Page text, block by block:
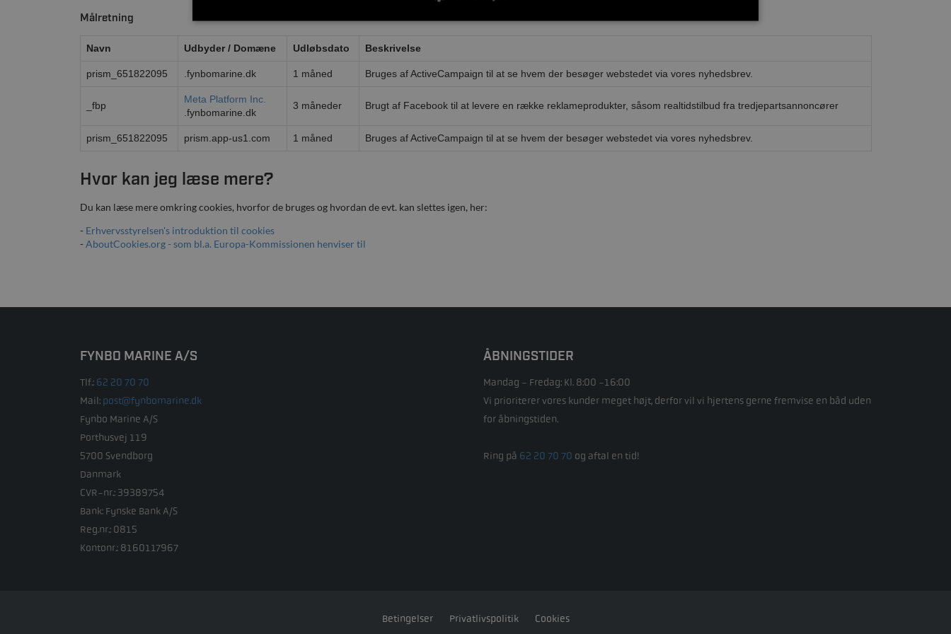
Målretning
Navn Udbyder / Domæne Udløbsdato Beskrivelse
prism_651822095 .fynbomarine.dk 1 måned Bruges af ActiveCampaign til at se hvem der besøger webstedet via vores nyhedsbrev.
_fbp
Meta Platform Inc.
.fynbomarine.dk
3 måneder Brugt af Facebook til at levere en række reklameprodukter, såsom realtidstilbud fra tredjepartsannoncører
prism_651822095 prism.app-us1.com 1 måned Bruges af ActiveCampaign til at se hvem der besøger webstedet via vores nyhedsbrev.
Hvor kan jeg læse mere?
Du kan læse mere omkring cookies, hvorfor de bruges og hvordan de evt. kan slettes igen, her:
- Erhvervsstyrelsen's introduktion til cookies
- AboutCookies.org - som bl.a. Europa-Kommissionen henviser til
FYNBO MARINE A/S
Tlf.: 62 20 70 70
Mail: post@fynbomarine.dk
Fynbo Marine A/S
Porthusvej 119
5700 Svendborg
Danmark
CVR-nr.: 39389754
Bank: Fynske Bank A/S
Reg.nr.: 0815
Kontonr.: 8160117967
ÅBNINGSTIDER
Mandag - Fredag: Kl. 8:00 -16:00
Vi prioriterer vores kunder meget højt, derfor vil vi hjertens gerne fremvise en båd uden
for åbningstiden.
Ring på 62 20 70 70 og aftal en tid!
Betingelser Privatlivspolitik Cookies